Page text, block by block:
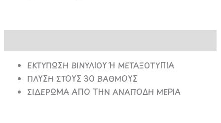
ΕΚΤΥΠΩΣΗ ΒΙΝΥΛΙΟΥ Ή ΜΕΤΑΞΟΤΥΠΙΑ
ΠΛΥΣΗ ΣΤΟΥΣ 30 ΒΑΘΜΟΥΣ
ΣΙΔΕΡΩΜΑ ΑΠΟ ΤΗΝ ΑΝΑΠΟΔΗ ΜΕΡΙΑ